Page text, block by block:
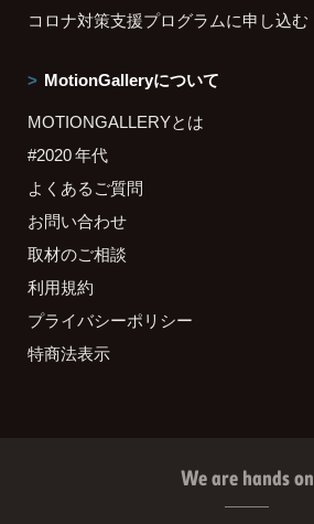
コロナ対策支援プログラムに申し込む
MotionGalleryについて
MOTIONGALLERYとは
#2020 年代
よくあるご質問
お問い合わせ
取材のご相談
利用規約
プライバシーポリシー
特商法表示
We are hands on